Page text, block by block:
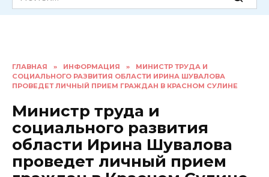
for:
ГЛАВНАЯ » ИНФОРМАЦИЯ »
МИНИСТР ТРУДА И
СОЦИАЛЬНОГО РАЗВИТИЯ ОБЛАСТИ ИРИНА ШУВАЛОВА
ПРОВЕДЕТ ЛИЧНЫЙ ПРИЕМ ГРАЖДАН В КРАСНОМ СУЛИНЕ
Министр труда и
социального развития
области Ирина Шувалова
проведет личный прием